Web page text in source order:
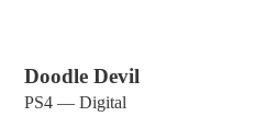
Doodle Devil
PS4 — Digital